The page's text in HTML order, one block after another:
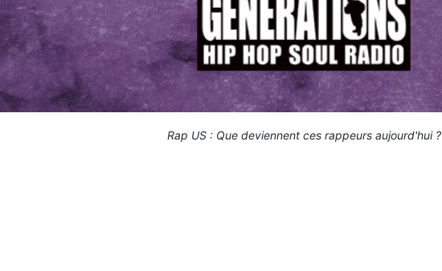
Rap US : Que deviennent ces rappeurs aujourd'hui ?